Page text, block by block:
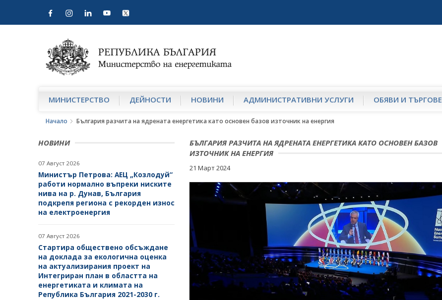
МИНИСТЕРСТВО ДЕЙНОСТИ НОВИНИ АДМИНИСТРАТИВНИ УСЛУГИ ОБЯВИ И ТЪРГОВЕ
Начало България разчита на ядрената енергетика като основен базов източник на енергия
НОВИНИ
07 Август 2026
Министър Петрова: АЕЦ „Козлодуй“
работи нормално въпреки ниските
нива на р. Дунав, България
подкрепя региона с рекорден износ
на електроенергия
07 Август 2026
Стартира обществено обсъждане
на доклада за екологична оценка
на актуализирания проект на
Интегриран план в областта на
енергетиката и климата на
Република България 2021-2030 г.
БЪЛГАРИЯ РАЗЧИТА НА ЯДРЕНАТА ЕНЕРГЕТИКА КАТО ОСНОВЕН БАЗОВ
ИЗТОЧНИК НА ЕНЕРГИЯ
21 Март 2024